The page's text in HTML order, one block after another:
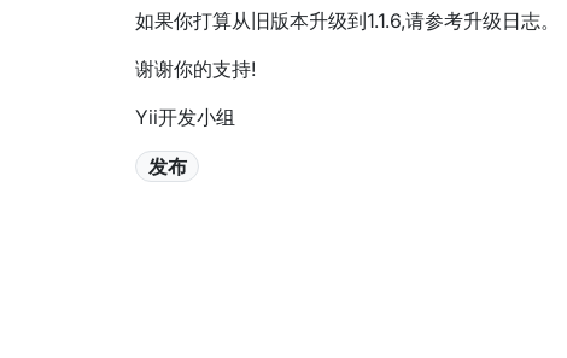
如果你打算从旧版本升级到1.1.6,请参考升级日志。
谢谢你的支持!
Yii开发小组
发布